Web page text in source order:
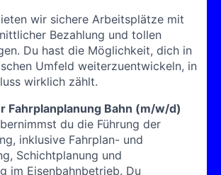
wir sichere Arbeitsplätze mit
Bezahlung und tollen
Du hast die Möglichkeit, dich in
Umfeld weiterzuentwickeln, in
wirklich zählt.
Fahrplanplanung Bahn (m/w/d)
du die Führung der
inklusive Fahrplan- und
Schichtplanung und
im Eisenbahnbetrieb. Du